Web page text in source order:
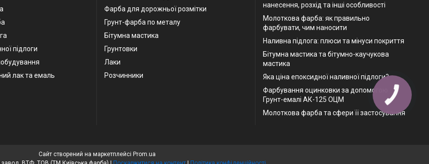
підлоги
лак та емаль
Фарба для дорожньої розмітки
Грунт-фарба по металу
Бітумна мастика
Грунтовки
Лаки
Розчинники
нанесення, розхід та інші особливості
Молоткова фарба: як правильно
фарбувати, чим наносити
Наливна підлога: плюси та мінуси покриття
Бітумна мастика та бітумно-каучукова
мастика
Яка ціна епоксидної наливної підлоги?
Фарбування оцинковки за допомогою
Грунт-емалі АК-125 ОЦМ
Молоткова фарба та сфери її застосування
Сайт створений на маркетплейсі Prom.ua